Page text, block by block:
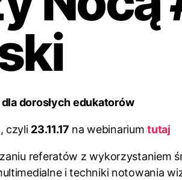
dorosłych edukatorów
czyli 23.11.17 na webinariumtutaj
referatów z
i techniki notowania